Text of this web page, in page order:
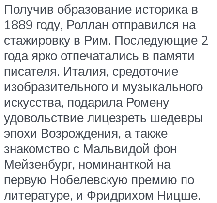
Получив образование историка в
1889 году, Роллан отправился на
стажировку в Рим. Последующие 2
года ярко отпечатались в памяти
писателя. Италия, средоточие
изобразительного и музыкального
искусства, подарила Ромену
удовольствие лицезреть шедевры
эпохи Возрождения, а также
знакомство с Мальвидой фон
Мейзенбург, номинанткой на
первую Нобелевскую премию по
литературе, и Фридрихом Ницше.